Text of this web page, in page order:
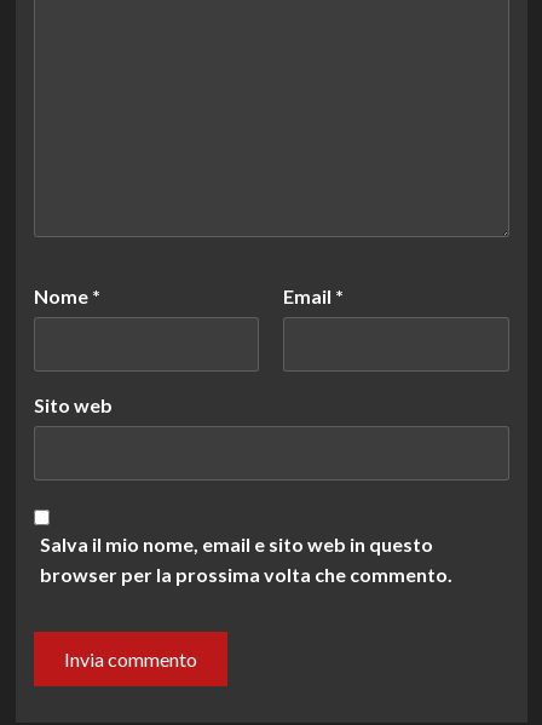
Nome * Email *
Sito web
Salva il mio nome, email e sito web in questo
browser per la prossima volta che commento.